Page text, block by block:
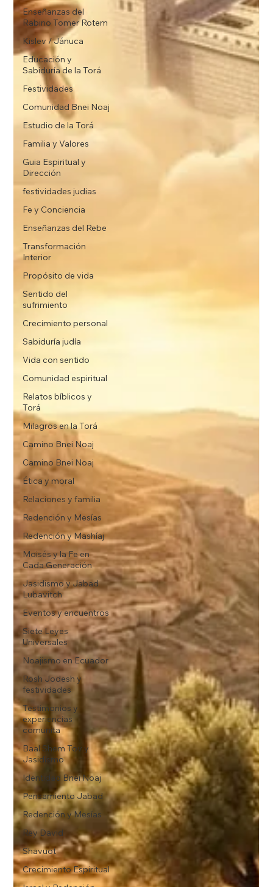
Enseñanzas del
Rabino Tomer Rotem
Kislev / Jánuca
Educación y
Sabiduría de la Torá
Festividades
Comunidad Bnei Noaj
Estudio de la Torá
Familia y Valores
Guia Espiritual y
Dirección
festividades judias
Fe y Conciencia
Enseñanzas del Rebe
Transformación
Interior
Propósito de vida
Sentido del
sufrimiento
Crecimiento personal
Sabiduría judía
Vida con sentido
Comunidad espiritual
Relatos bíblicos y
Torá
Milagros en la Torá
Camino Bnei Noaj
Camino Bnei Noaj
Ética y moral
Relaciones y familia
Redención y Mesías
Redención y Mashíaj
Moisés y la Fe en
Cada Generación
Jasidismo y Jabad
Lubavitch
Eventos y encuentros
Siete Leyes
Universales
Noajismo en Ecuador
Rosh Jodesh y
festividades
Testimonios y
experiencias
comunita
Baal Shem Tov y
Jasidismo
Identidad Bnei Noaj
Pensamiento Jabad
Redención y Mesías
Rey David
Shavuot
Crecimiento Espiritual